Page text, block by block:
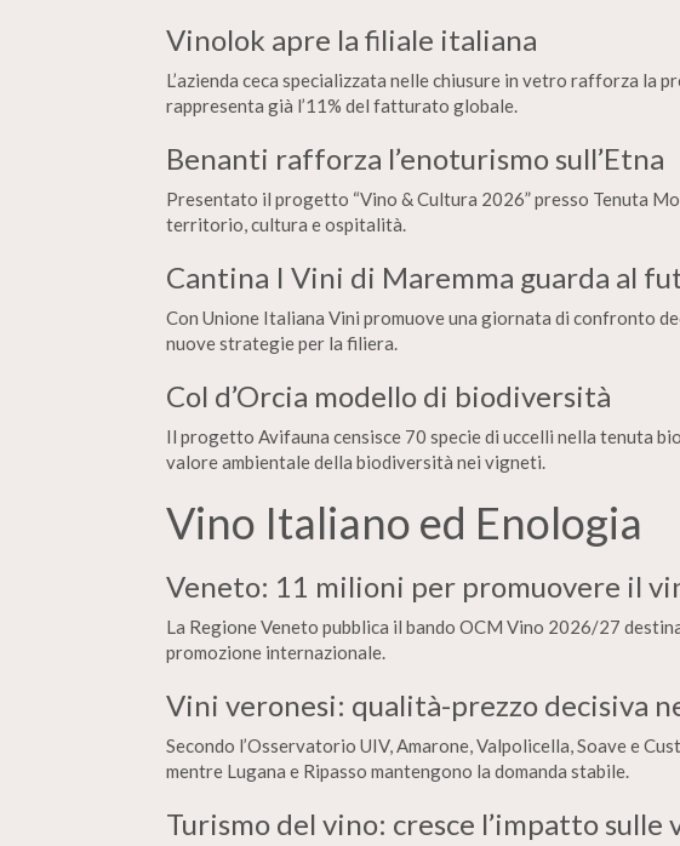
Vinolok apre la filiale italiana
L’azienda ceca specializzata nelle chiusure in vetro rafforza la
rappresenta già l’11% del fatturato globale.
Benanti rafforza l’enoturismo sull’Etna
Presentato il progetto “Vino & Cultura 2026” presso Tenuta
territorio, cultura e ospitalità.
Cantina I Vini di Maremma guarda al
Con Unione Italiana Vini promuove una giornata di confronto
nuove strategie per la filiera.
Col d’Orcia modello di biodiversità
Il progetto Avifauna censisce 70 specie di uccelli nella tenuta
valore ambientale della biodiversità nei vigneti.
Vino Italiano ed Enologia
Veneto: 11 milioni per promuovere il
La Regione Veneto pubblica il bando OCM Vino 2026/27
promozione internazionale.
Vini veronesi: qualità-prezzo decisiva
Secondo l’Osservatorio UIV, Amarone, Valpolicella, Soave e
mentre Lugana e Ripasso mantengono la domanda stabile.
Turismo del vino: cresce l’impatto sulle